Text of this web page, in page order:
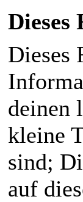
Dieses
Dieses
deinen
kleine
sind;
auf